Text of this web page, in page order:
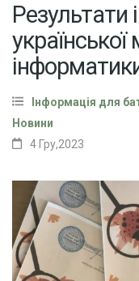
Результати
Інформація для
Новини
4 Гру,2023